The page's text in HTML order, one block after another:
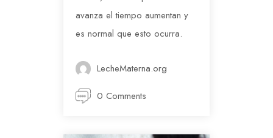
avanza el tiempo aumentan y
es normal que esto ocurra.
LecheMaterna.org
0 Comments